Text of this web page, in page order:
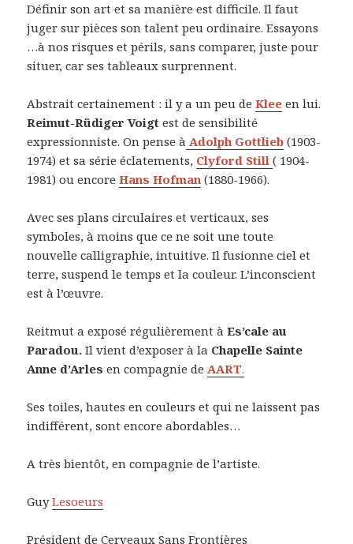
Définir son art et sa manière est difficile. Il faut
juger sur pièces son talent peu ordinaire. Essayons
…à nos risques et périls, sans comparer, juste pour
situer, car ses tableaux surprennent.
Abstrait certainement : il y a un peu deKlee en lui.
Reimut-Rüdiger Voigt est de sensibilité
expressionniste. On pense à Adolph Gottlieb (1903-
1974) et sa série éclatements, Clyford Still ( 1904-
1981) ou encoreHans Hofman (1880-1966).
Avec ses plans circulaires et verticaux, ses
symboles, à moins que ce ne soit une toute
nouvelle calligraphie, intuitive. Il fusionne ciel et
terre, suspend le temps et la couleur. L’inconscient
est à l’œuvre.
Reitmut a exposé régulièrement àEs’cale au
Paradou. Il vient d’exposer à la Chapelle Sainte
Anne d’Arles en compagnie deAART.
Ses toiles, hautes en couleurs et qui ne laissent pas
indifférent, sont encore abordables…
A très bientôt, en compagnie de l’artiste.
GuyLesoeurs
Président de Cerveaux Sans Frontières